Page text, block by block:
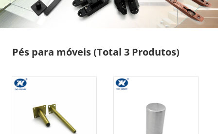
Pés para móveis(Total 3 Produtos)